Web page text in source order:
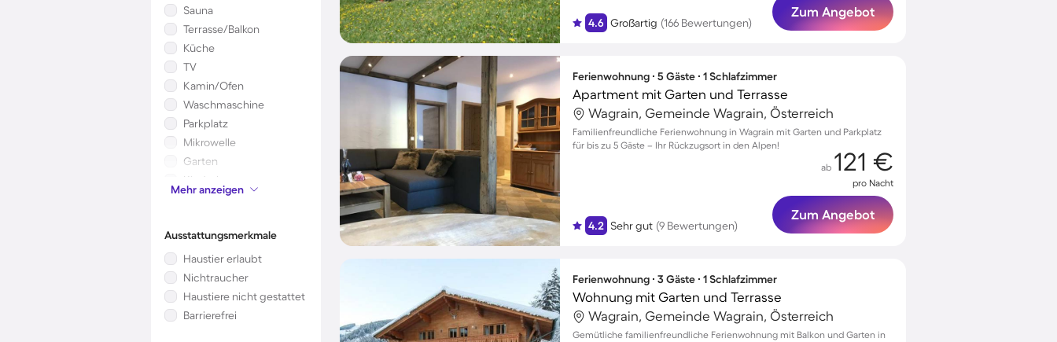
Sauna
Terrasse/Balkon
Küche
TV
Kamin/Ofen
Waschmaschine
Parkplatz
Mikrowelle
Garten
Kinderbett
Whirlpool
Mehr anzeigen
Ausstattungsmerkmale
Haustier erlaubt
Nichtraucher
Haustiere nicht gestattet
Barrierefrei
4.6 Großartig (166 Bewertungen)
Zum Angebot
Ferienwohnung ∙ 5 Gäste ∙ 1 Schlafzimmer
Apartment mit Garten und Terrasse
Wagrain, Gemeinde Wagrain, Österreich
Familienfreundliche Ferienwohnung in Wagrain mit Garten und Parkplatz
für bis zu 5 Gäste – Ihr Rückzugsort in den Alpen!
4.2 Sehr gut (9 Bewertungen)
ab 121 €
pro Nacht
Zum Angebot
Ferienwohnung ∙ 3 Gäste ∙ 1 Schlafzimmer
Wohnung mit Garten und Terrasse
Wagrain, Gemeinde Wagrain, Österreich
Gemütliche familienfreundliche Ferienwohnung mit Balkon und Garten in